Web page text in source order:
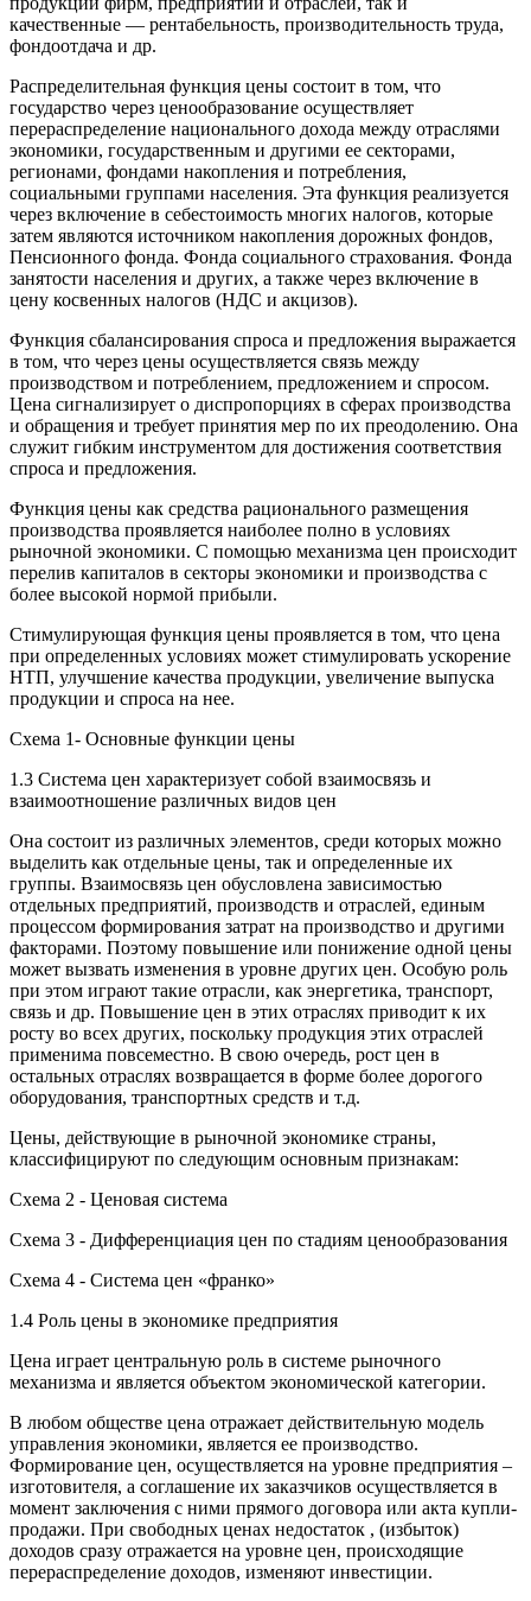
качественные — рентабельность, производительность труда,
фондоотдача и др.
Распределительная функция цены состоит в том, что
государство через ценообразование осуществляет
перераспределение национального дохода между отраслями
экономики, государственным и другими ее секторами,
регионами, фондами накопления и потребления,
социальными группами населения. Эта функция реализуется
через включение в себестоимость многих налогов, которые
затем являются источником накопления дорожных фондов,
Пенсионного фонда. Фонда социального страхования. Фонда
занятости населения и других, а также через включение в
цену косвенных налогов (НДС и акцизов).
Функция сбалансирования спроса и предложения выражается
в том, что через цены осуществляется связь между
производством и потреблением, предложением и спросом.
Цена сигнализирует о диспропорциях в сферах производства
и обращения и требует принятия мер по их преодолению. Она
служит гибким инструментом для достижения соответствия
спроса и предложения.
Функция цены как средства рационального размещения
производства проявляется наиболее полно в условиях
рыночной экономики. С помощью механизма цен происходит
перелив капиталов в секторы экономики и производства с
более высокой нормой прибыли.
Стимулирующая функция цены проявляется в том, что цена
при определенных условиях может стимулировать ускорение
НТП, улучшение качества продукции, увеличение выпуска
продукции и спроса на нее.
Схема 1- Основные функции цены
1.3 Система цен характеризует собой взаимосвязь и
взаимоотношение различных видов цен
Она состоит из различных элементов, среди которых можно
выделить как отдельные цены, так и определенные их
группы. Взаимосвязь цен обусловлена зависимостью
отдельных предприятий, производств и отраслей, единым
процессом формирования затрат на производство и другими
факторами. Поэтому повышение или понижение одной цены
может вызвать изменения в уровне других цен. Особую роль
при этом играют такие отрасли, как энергетика, транспорт,
связь и др. Повышение цен в этих отраслях приводит к их
росту во всех других, поскольку продукция этих отраслей
применима повсеместно. В свою очередь, рост цен в
остальных отраслях возвращается в форме более дорогого
оборудования, транспортных средств и т.д.
Цены, действующие в рыночной экономике страны,
классифицируют по следующим основным признакам:
Схема 2 - Ценовая система
Схема 3 - Дифференциация цен по стадиям ценообразования
Схема 4 - Система цен «франко»
1.4 Роль цены в экономике предприятия
Цена играет центральную роль в системе рыночного
механизма и является объектом экономической категории.
В любом обществе цена отражает действительную модель
управления экономики, является ее производство.
Формирование цен, осуществляется на уровне предприятия –
изготовителя, а соглашение их заказчиков осуществляется в
момент заключения с ними прямого договора или акта купли-
продажи. При свободных ценах недостаток , (избыток)
доходов сразу отражается на уровне цен, происходящие
перераспределение доходов, изменяют инвестиции.